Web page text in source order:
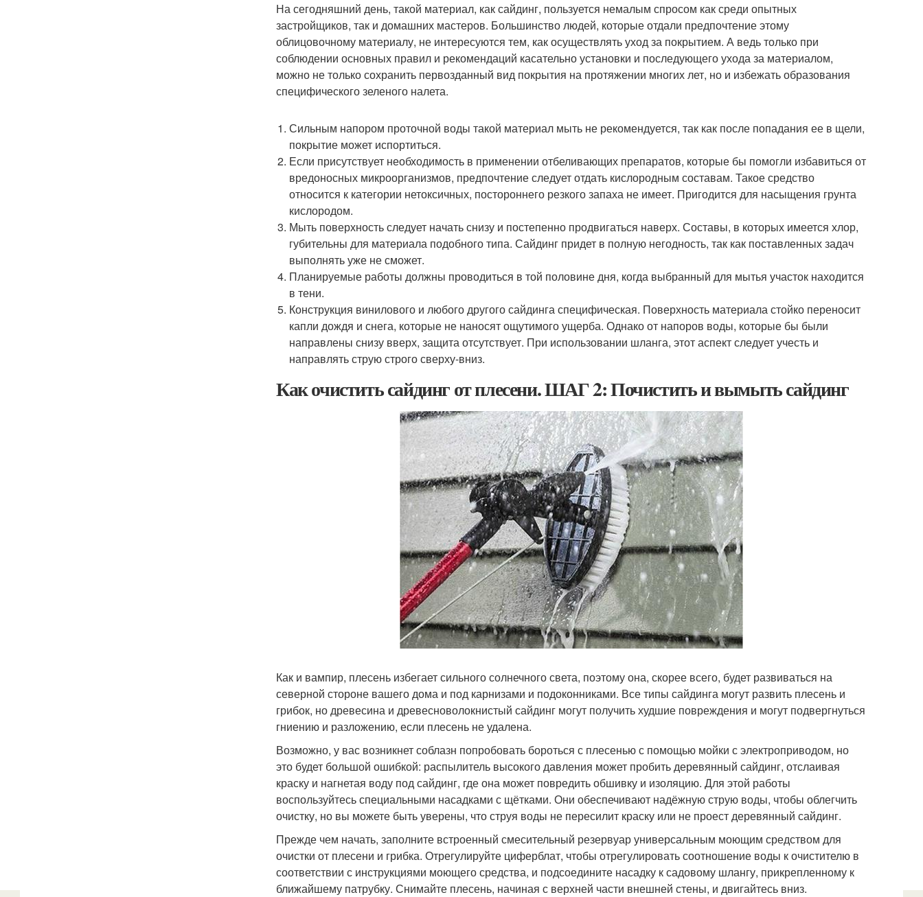
На сегодняшний день, такой материал, как сайдинг, пользуется немалым спросом как среди опытных
застройщиков, так и домашних мастеров. Большинство людей, которые отдали предпочтение этому
облицовочному материалу, не интересуются тем, как осуществлять уход за покрытием. А ведь только при
соблюдении основных правил и рекомендаций касательно установки и последующего ухода за материалом,
можно не только сохранить первозданный вид покрытия на протяжении многих лет, но и избежать образования
специфического зеленого налета.
Сильным напором проточной воды такой материал мыть не рекомендуется, так как после попадания ее в щели,
покрытие может испортиться.
Если присутствует необходимость в применении отбеливающих препаратов, которые бы помогли избавиться от
вредоносных микроорганизмов, предпочтение следует отдать кислородным составам. Такое средство
относится к категории нетоксичных, постороннего резкого запаха не имеет. Пригодится для насыщения грунта
кислородом.
Мыть поверхность следует начать снизу и постепенно продвигаться наверх. Составы, в которых имеется хлор,
губительны для материала подобного типа. Сайдинг придет в полную негодность, так как поставленных задач
выполнять уже не сможет.
Планируемые работы должны проводиться в той половине дня, когда выбранный для мытья участок находится
в тени.
Конструкция винилового и любого другого сайдинга специфическая. Поверхность материала стойко переносит
капли дождя и снега, которые не наносят ощутимого ущерба. Однако от напоров воды, которые бы были
направлены снизу вверх, защита отсутствует. При использовании шланга, этот аспект следует учесть и
направлять струю строго сверху-вниз.
Как очистить сайдинг от плесени. ШАГ 2: Почистить и вымыть сайдинг
Как и вампир, плесень избегает сильного солнечного света, поэтому она, скорее всего, будет развиваться на
северной стороне вашего дома и под карнизами и подоконниками. Все типы сайдинга могут развить плесень и
грибок, но древесина и древесноволокнистый сайдинг могут получить худшие повреждения и могут подвергнуться
гниению и разложению, если плесень не удалена.
Возможно, у вас возникнет соблазн попробовать бороться с плесенью с помощью мойки с электроприводом, но
это будет большой ошибкой: распылитель высокого давления может пробить деревянный сайдинг, отслаивая
краску и нагнетая воду под сайдинг, где она может повредить обшивку и изоляцию. Для этой работы
воспользуйтесь специальными насадками с щётками. Они обеспечивают надёжную струю воды, чтобы облегчить
очистку, но вы можете быть уверены, что струя воды не пересилит краску или не проест деревянный сайдинг.
Прежде чем начать, заполните встроенный смесительный резервуар универсальным моющим средством для
очистки от плесени и грибка. Отрегулируйте циферблат, чтобы отрегулировать соотношение воды к очистителю в
соответствии с инструкциями моющего средства, и подсоедините насадку к садовому шлангу, прикрепленному к
ближайшему патрубку. Снимайте плесень, начиная с верхней части внешней стены, и двигайтесь вниз.